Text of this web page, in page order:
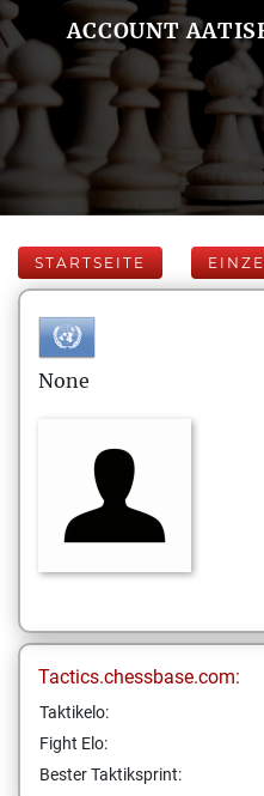
ACCOUNT
STARTSEITE
None
Tactics.chessbase.com:
Taktikelo:
Fight Elo:
Bester Taktiksprint: